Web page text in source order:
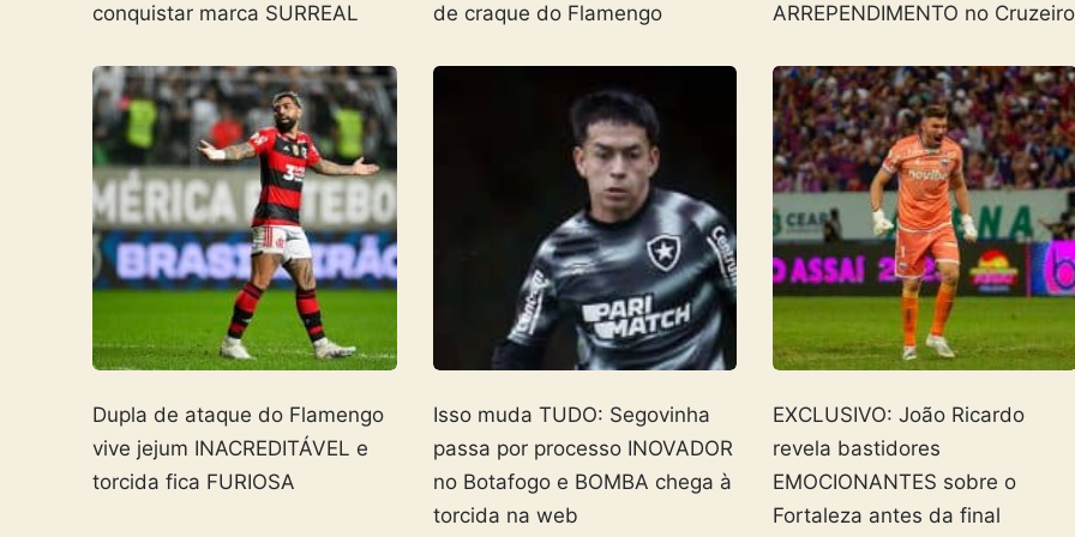
conquistar marca SURREAL de craque do Flamengo ARREPENDIMENTO no Cruzeiro
Dupla de ataque do Flamengo
vive jejum INACREDITÁVEL e
torcida fica FURIOSA
Isso muda TUDO: Segovinha
passa por processo INOVADOR
no Botafogo e BOMBA chega à
torcida na web
EXCLUSIVO: João Ricardo
revela bastidores
EMOCIONANTES sobre o
Fortaleza antes da final